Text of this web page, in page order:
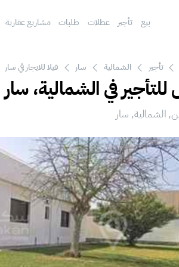
بيع تأجير عطلات طلبات مشاريع عقارية
تأجير الشمالية سار فيلا للايجار في سار
في الشمالية، سار
الشمالية, سار